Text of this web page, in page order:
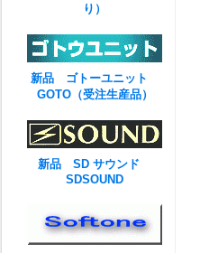
り）
新品 ゴトーユニット
GOTO（受注生産品）
新品 SD サウンド
SDSOUND